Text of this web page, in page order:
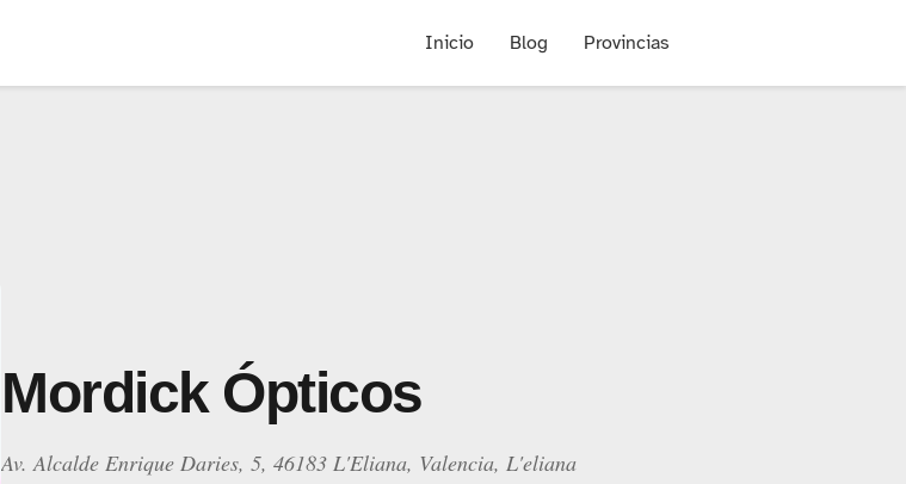
Inicio Blog Provincias
Mordick Ópticos
Av. Alcalde Enrique Daries, 5, 46183 L'Eliana, Valencia, L'eliana